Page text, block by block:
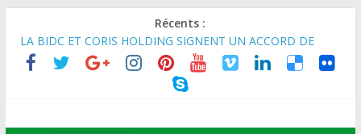
Récents :
LA BIDC ET CORIS HOLDING SIGNENT UN ACCORD DE
FINANCEMENT DE 80 MILLIONS D’EUROS POUR
RENFORCER LES CHAÎNES DE VALEUR ALIMENTAIRES,
ÉNERGÉTIQUES ET AGRICOLES EN AFRIQUE DE L’OUEST
Général de Division Mohamed TOUMBA a reçu en audience